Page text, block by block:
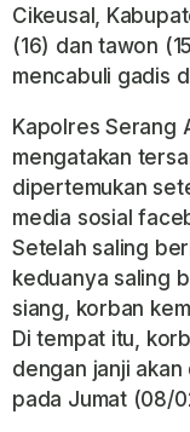
Cikeusal,
(16) dan tawon
mencabuli gadis
Kapolres Serang
mengatakan
dipertemukan
media sosial
Setelah saling
keduanya saling
siang, korban
Di tempat itu,
dengan janji akan
pada Jumat (08/